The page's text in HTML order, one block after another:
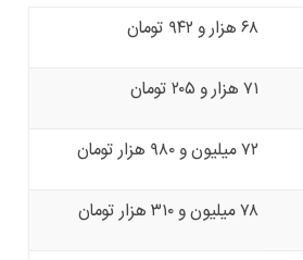
۶۸ هزار و ۹۴۲ تومان
۷۱ هزار و ۲۰۵ تومان
۷۲ میلیون و ۹۸۰ هزار تومان
۷۸ میلیون و ۳۱۰ هزار تومان